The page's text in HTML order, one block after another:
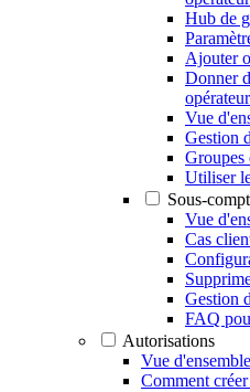
Hub de
Ajouter
Donner
opérateur
Vue
Gestion
Groupes
Utiliser
Sous-
Vue
Cas
Gestion
FAQ
Autorisations
Vue
Comment